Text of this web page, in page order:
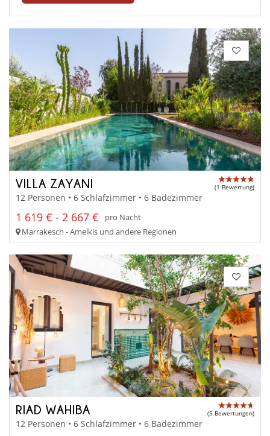
VILLA ZAYANI (1 Bewertung)
12 Personen • 6 Schlafzimmer • 6 Badezimmer
1 619 € - 2 667 €
pro Nacht
Marrakesch - Amelkis und andere Regionen
RIAD WAHIBA (5 Bewertungen)
12 Personen • 6 Schlafzimmer • 6 Badezimmer